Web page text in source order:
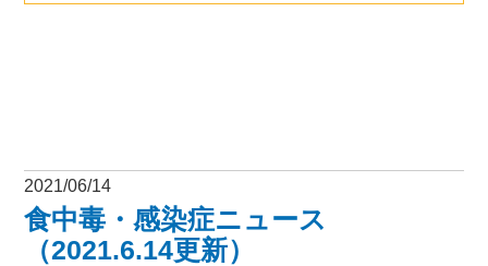
食中毒・感染症ニュース
（2021.6.14更新）
2021/06/14